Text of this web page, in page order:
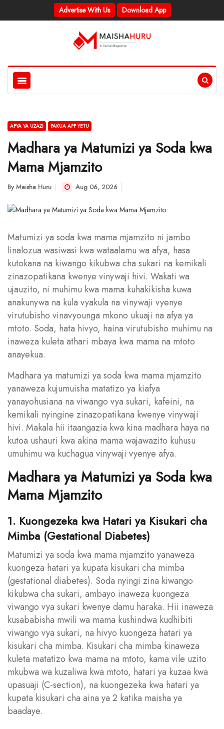
Advertise With Us Download App
AFYA YA UZAZI PAKUA APP YETU
Madhara ya Matumizi ya Soda kwa
Mama Mjamzito
By Maisha Huru Aug 06, 2026
Matumizi ya soda kwa mama mjamzito ni jambo
linalozua wasiwasi kwa wataalamu wa afya, hasa
kutokana na kiwango kikubwa cha sukari na kemikali
zinazopatikana kwenye vinywaji hivi. Wakati wa
ujauzito, ni muhimu kwa mama kuhakikisha kuwa
anakunywa na kula vyakula na vinywaji vyenye
virutubisho vinavyounga mkono ukuaji na afya ya
mtoto. Soda, hata hivyo, haina virutubisho muhimu na
inaweza kuleta athari mbaya kwa mama na mtoto
anayekua.
Madhara ya matumizi ya soda kwa mama mjamzito
yanaweza kujumuisha matatizo ya kiafya
yanayohusiana na viwango vya sukari, kafeini, na
kemikali nyingine zinazopatikana kwenye vinywaji
hivi. Makala hii itaangazia kwa kina madhara haya na
kutoa ushauri kwa akina mama wajawazito kuhusu
umuhimu wa kuchagua vinywaji vyenye afya.
Madhara ya Matumizi ya Soda kwa
Mama Mjamzito
1. Kuongezeka kwa Hatari ya Kisukari cha
Mimba (Gestational Diabetes)
Matumizi ya soda kwa mama mjamzito yanaweza
kuongeza hatari ya kupata kisukari cha mimba
(gestational diabetes). Soda nyingi zina kiwango
kikubwa cha sukari, ambayo inaweza kuongeza
viwango vya sukari kwenye damu haraka. Hii inaweza
kusababisha mwili wa mama kushindwa kudhibiti
viwango vya sukari, na hivyo kuongeza hatari ya
kisukari cha mimba. Kisukari cha mimba kinaweza
kuleta matatizo kwa mama na mtoto, kama vile uzito
mkubwa wa kuzaliwa kwa mtoto, hatari ya kuzaa kwa
upasuaji (C-section), na kuongezeka kwa hatari ya
kupata kisukari cha aina ya 2 katika maisha ya
baadaye.